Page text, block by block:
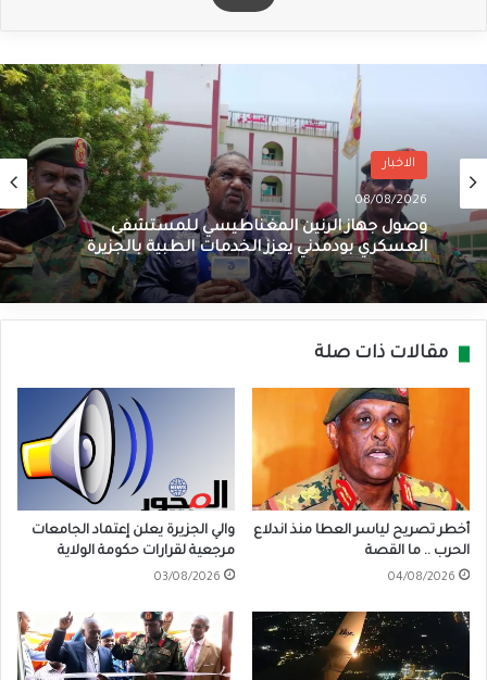
الاخبار
08/08/2026
وصول جهاز الرنين المغناطيسي للمستشفى
العسكري بودمدني يعزز الخدمات الطبية بالجزيرة
مقالات ذات صلة
أخطر تصريح لياسر العطا منذ اندلاع
الحرب .. ما القصة
04/08/2026
والي الجزيرة يعلن إعتماد الجامعات
مرجعية لقرارات حكومة الولاية
03/08/2026